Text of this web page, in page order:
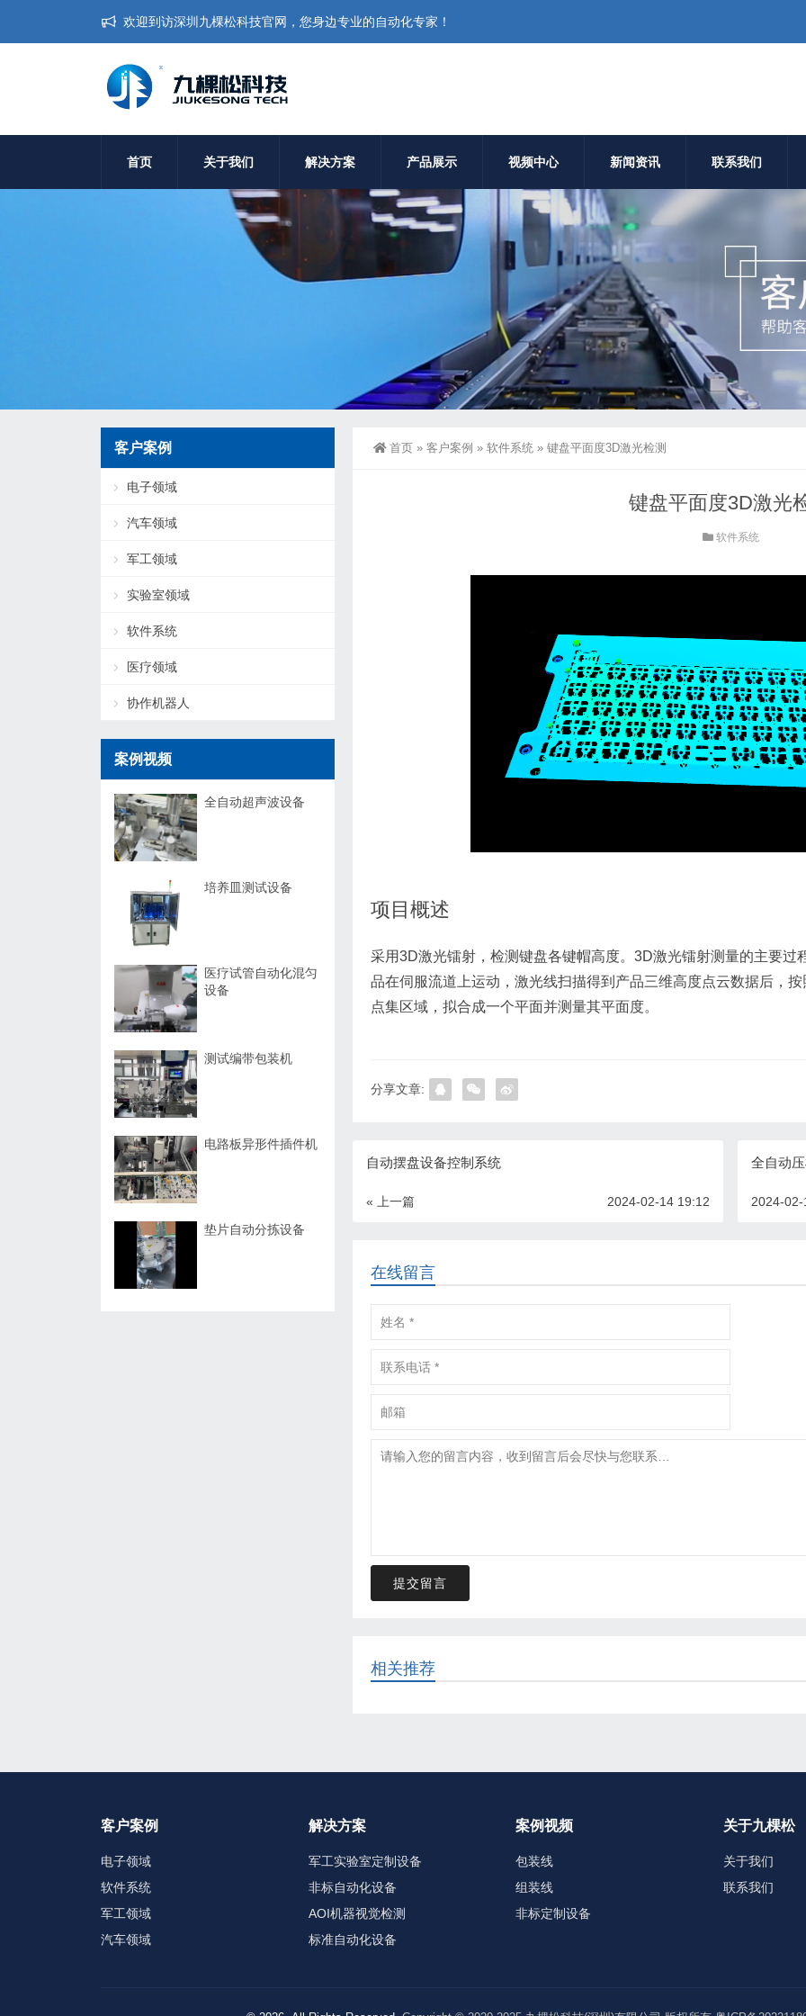
欢迎到访深圳九棵松科技官网，您身边专业的自动化专家！
首页 关于我们 解决方案 产品展示 视频中心 新闻资讯 联系我们
首页 » 客户案例 » 软件系统 » 键盘平面度3D激光检测
键盘平面度3D激光
软件系统
项目概述
采用3D激光镭射，检测键盘各键帽高度。3D激光镭射测量的主要过
品在伺服流道上运动，激光线扫描得到产品三维高度点云数据后，
点集区域，拟合成一个平面并测量其平面度。
分享文章:
自动摆盘设备控制系统
« 上一篇 2024-02-14 19:12
全自动
2024-
在线留言
提交留言
相关推荐
客户案例
电子领域
汽车领域
军工领域
实验室领域
软件系统
医疗领域
协作机器人
案例视频
全自动超声波设备
培养皿测试设备
医疗试管自动化混匀
设备
测试编带包装机
电路板异形件插件机
垫片自动分拣设备
客户案例
电子领域
软件系统
军工领域
汽车领域
解决方案
军工实验室定制设备
非标自动化设备
AOI机器视觉检测
标准自动化设备
案例视频
包装线
组装线
非标定制设备
关于九棵松
关于我们
联系我们